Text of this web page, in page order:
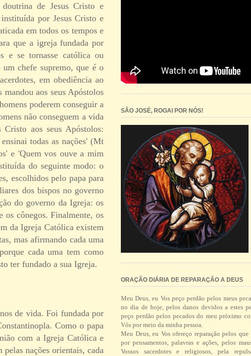
de Jesus Cristo e
por Jesus Cristo e
em todos os tempos e
que a igreja fundada por
e se tornasse católica ou
chefe supremo, que é o
em obediência ao
aos seus Apóstolos
poderem conseguir a
não conseguem a vida
aos seus Apóstolos:
todas as nações' (Mt
e 'Quem vos ouve a mim
do seguinte modo: o
escolhidos pelo papa para
dos bispos no governo
do governo da Igreja: os
os cônegos. Finalmente, os
da Igreja Católica existem
mas afirmando cada uma
cada uma tem como
ter fundado a sua Igreja.
de vida. Foi fundada por
Como o papa
com a Igreja Católica e
nações orientais, cada
SÃO JOSÉ, ROGAI POR NÓS!
ORAÇÃO DIÁRIA DE REPARAÇÃO A DEUS
Meu Deus, eu Vos peço perdão pelos meus
no dia de hoje, pelos danos devidos a estes
peço perdão pelos pecados do meu próximo
Vós por meio da minha pessoa.
Meu Deus, eu Vos ofereço reparação pelos que
por pensamentos, palavras e ações, pelos
Vossos sacerdotes e religiosos, pela